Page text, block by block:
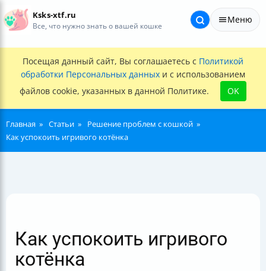
Ksks-xtf.ru
Все, что нужно знать о вашей кошке
Меню
Посещая данный сайт, Вы соглашаетесь с Политикой
обработки Персональных данных и с использованием
файлов cookie, указанных в данной Политике.
OK
Главная Статьи
Решение проблем с кошкой
Как успокоить игривого котёнка
Как успокоить игривого
котёнка